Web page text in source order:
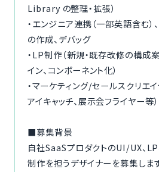
今すぐ無料で登録
Library の整理・拡張）
・エンジニア連携（一部英語含む）
の作成、デバッグ
・LP制作（新規・既存改修の構成
イン、コンポーネント化）
・マーケティング/セールスクリエイ
アイキャッチ、展示会フライヤー等）
■募集背景
自社SaaSプロダクトのUI/UX、LP
制作を担うデザイナーを募集しま